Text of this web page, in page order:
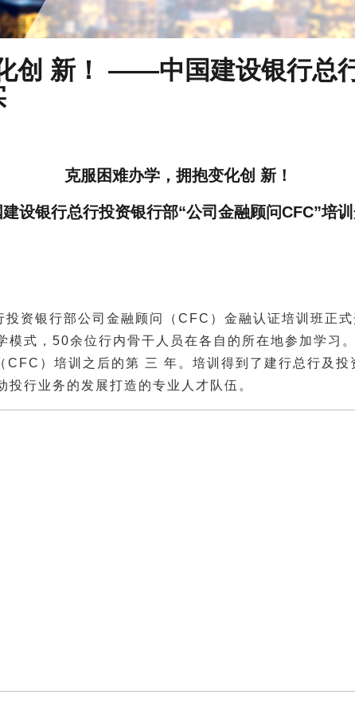
创 新！ ——中国建设银行总
克服困难办学，拥抱变化创 新！
设银行总行投资银行部“公司金融顾问CFC”培
资银行部公司金融顾问（CFC）金融认证培训班正
模式，50余位行内骨干人员在各自的所在地参加学习
）培训之后的第 三 年。培训得到了建行总行及投
行业务的发展打造的专业人才队伍。